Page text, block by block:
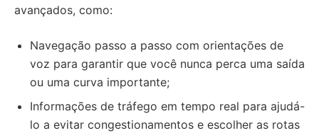
avançados, como:
Navegação passo a passo com orientações de
voz para garantir que você nunca perca uma saída
ou uma curva importante;
Informações de tráfego em tempo real para ajudá-
lo a evitar congestionamentos e escolher as rotas